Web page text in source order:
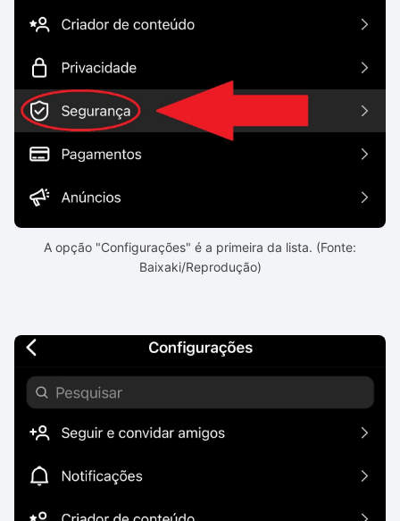
A opção "Configurações" é a primeira da lista. (Fonte:
Baixaki/Reprodução)